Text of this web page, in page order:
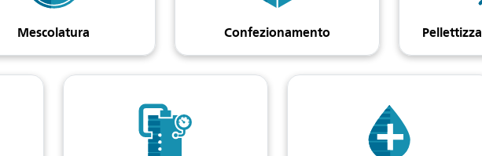
Mescolatura Confezionamento